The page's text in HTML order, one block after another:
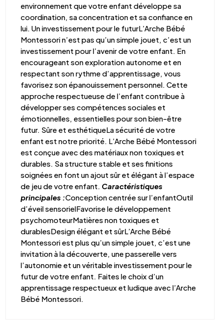
environnement que votre enfant développe sa
coordination, sa concentration et sa confiance en
lui. Un investissement pour le futurL’Arche Bébé
Montessori n’est pas qu’un simple jouet, c’est un
investissement pour l’avenir de votre enfant. En
encourageant son exploration autonome et en
respectant son rythme d’apprentissage, vous
favorisez son épanouissement personnel. Cette
approche respectueuse de l’enfant contribue à
développer ses compétences sociales et
émotionnelles, essentielles pour son bien-être
futur. Sûre et esthétiqueLa sécurité de votre
enfant est notre priorité. L’Arche Bébé Montessori
est conçue avec des matériaux non toxiques et
durables. Sa structure stable et ses finitions
soignées en font un ajout sûr et élégant à l’espace
de jeu de votre enfant. Caractéristiques
principales :Conception centrée sur l’enfantOutil
d’éveil sensorielFavorise le développement
psychomoteurMatières non toxiques et
durablesDesign élégant et sûrL’Arche Bébé
Montessori est plus qu’un simple jouet, c’est une
invitation à la découverte, une passerelle vers
l’autonomie et un véritable investissement pour le
futur de votre enfant. Faites le choix d’un
apprentissage respectueux et ludique avec l’Arche
Bébé Montessori.